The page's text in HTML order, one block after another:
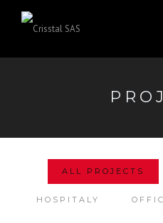
ALL PROJECTS
HOSPITALY